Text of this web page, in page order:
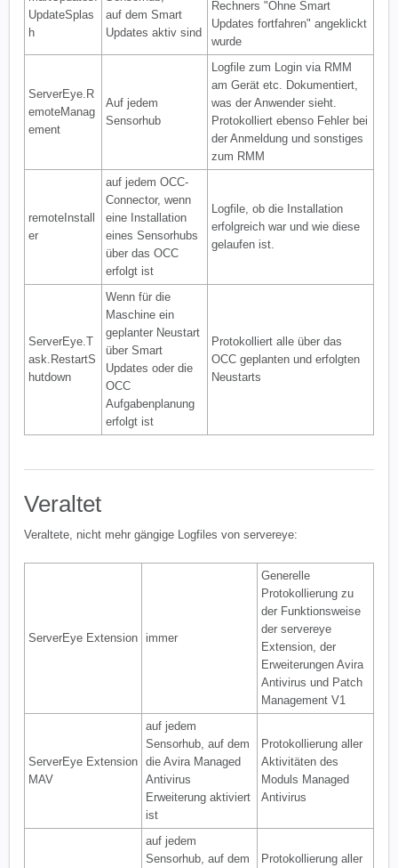
UpdateSplas
h
auf dem Smart
Updates aktiv sind
Rechners "Ohne Smart
Updates fortfahren" angeklickt
wurde
ServerEye.R
emoteManag
ement
Auf jedem
Sensorhub
Logfile zum Login via RMM
am Gerät etc. Dokumentiert,
was der Anwender sieht.
Protokolliert ebenso Fehler bei
der Anmeldung und sonstiges
zum RMM
remoteInstall
er
auf jedem OCC-
Connector, wenn
eine Installation
eines Sensorhubs
über das OCC
erfolgt ist
Logfile, ob die Installation
erfolgreich war und wie diese
gelaufen ist.
ServerEye.T
ask.RestartS
hutdown
Wenn für die
Maschine ein
geplanter Neustart
über Smart
Updates oder die
OCC
Aufgabenplanung
erfolgt ist
Protokolliert alle über das
OCC geplanten und erfolgten
Neustarts
Veraltet
Veraltete, nicht mehr gängige Logfiles von servereye:
ServerEye Extension immer
Generelle
Protokollierung zu
der Funktionsweise
der servereye
Extension, der
Erweiterungen Avira
Antivirus und Patch
Management V1
ServerEye Extension
MAV
auf jedem
Sensorhub, auf dem
die Avira Managed
Antivirus
Erweiterung aktiviert
ist
Protokollierung aller
Aktivitäten des
Moduls Managed
Antivirus
auf jedem
Sensorhub, auf dem
Protokollierung aller